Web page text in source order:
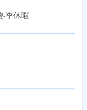
季休暇